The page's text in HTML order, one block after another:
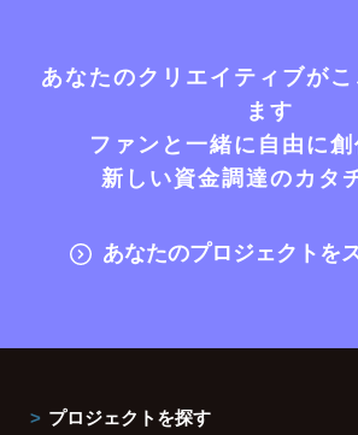
あなたのクリエイティブが
ます
ファンと一緒に自由に
新しい資金調達のカタ
あなたのプロジェクトを
プロジェクトを探す